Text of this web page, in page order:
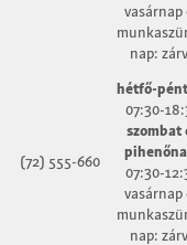
vasárnap
nap:
(72) 555-660
hétfő-
07:30-
szombat
07:30-
vasárnap
nap: